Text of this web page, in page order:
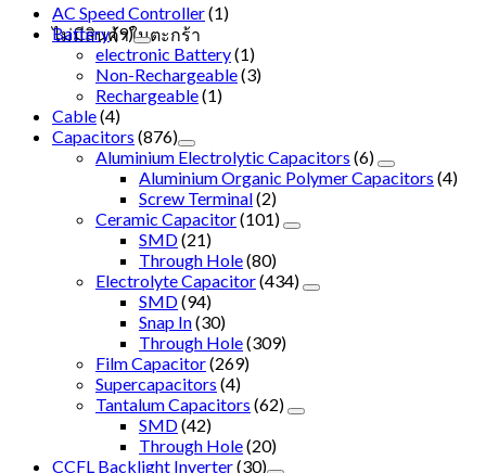
ไม่มีสินค้าในตะกร้า
AC Speed Controller(1)
Battery(9)
electronic Battery(1)
Non-Rechargeable(3)
Rechargeable(1)
Cable(4)
Capacitors (876)
Aluminium Electrolytic Capacitors (6)
Aluminium Organic Polymer Capacitors (4)
Screw Terminal(2)
Ceramic Capacitor(101)
SMD(21)
Through Hole(80)
Electrolyte Capacitor(434)
SMD(94)
Snap In(30)
Through Hole(309)
Film Capacitor(269)
Supercapacitors (4)
Tantalum Capacitors (62)
SMD(42)
Through Hole(20)
CCFL Backlight Inverter(30)